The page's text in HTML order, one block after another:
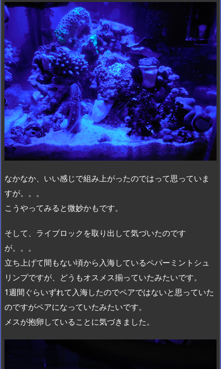
なかなか、いい感じで組み上がったのではって思っていま
すが。。。
こうやってみると微妙かもです。
そして、ライブロックを取り出して気づいたのです
が。。。
立ち上げて間もない頃から入海しているペパーミントシュ
リンプですが、どうもオスメス揃っていたみたいです。
1週間ぐらいずれて入海したのでペアではないと思っていた
のですがペアになっていたみたいです。
メスが抱卵していることに気づきました。